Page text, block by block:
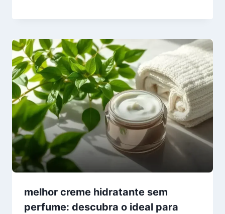
melhor creme hidratante sem
perfume: descubra o ideal para